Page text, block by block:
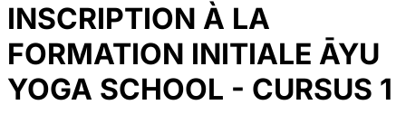
INSCRIPTION À LA
FORMATION INITIALE ĀYU
YOGA SCHOOL - CURSUS 1